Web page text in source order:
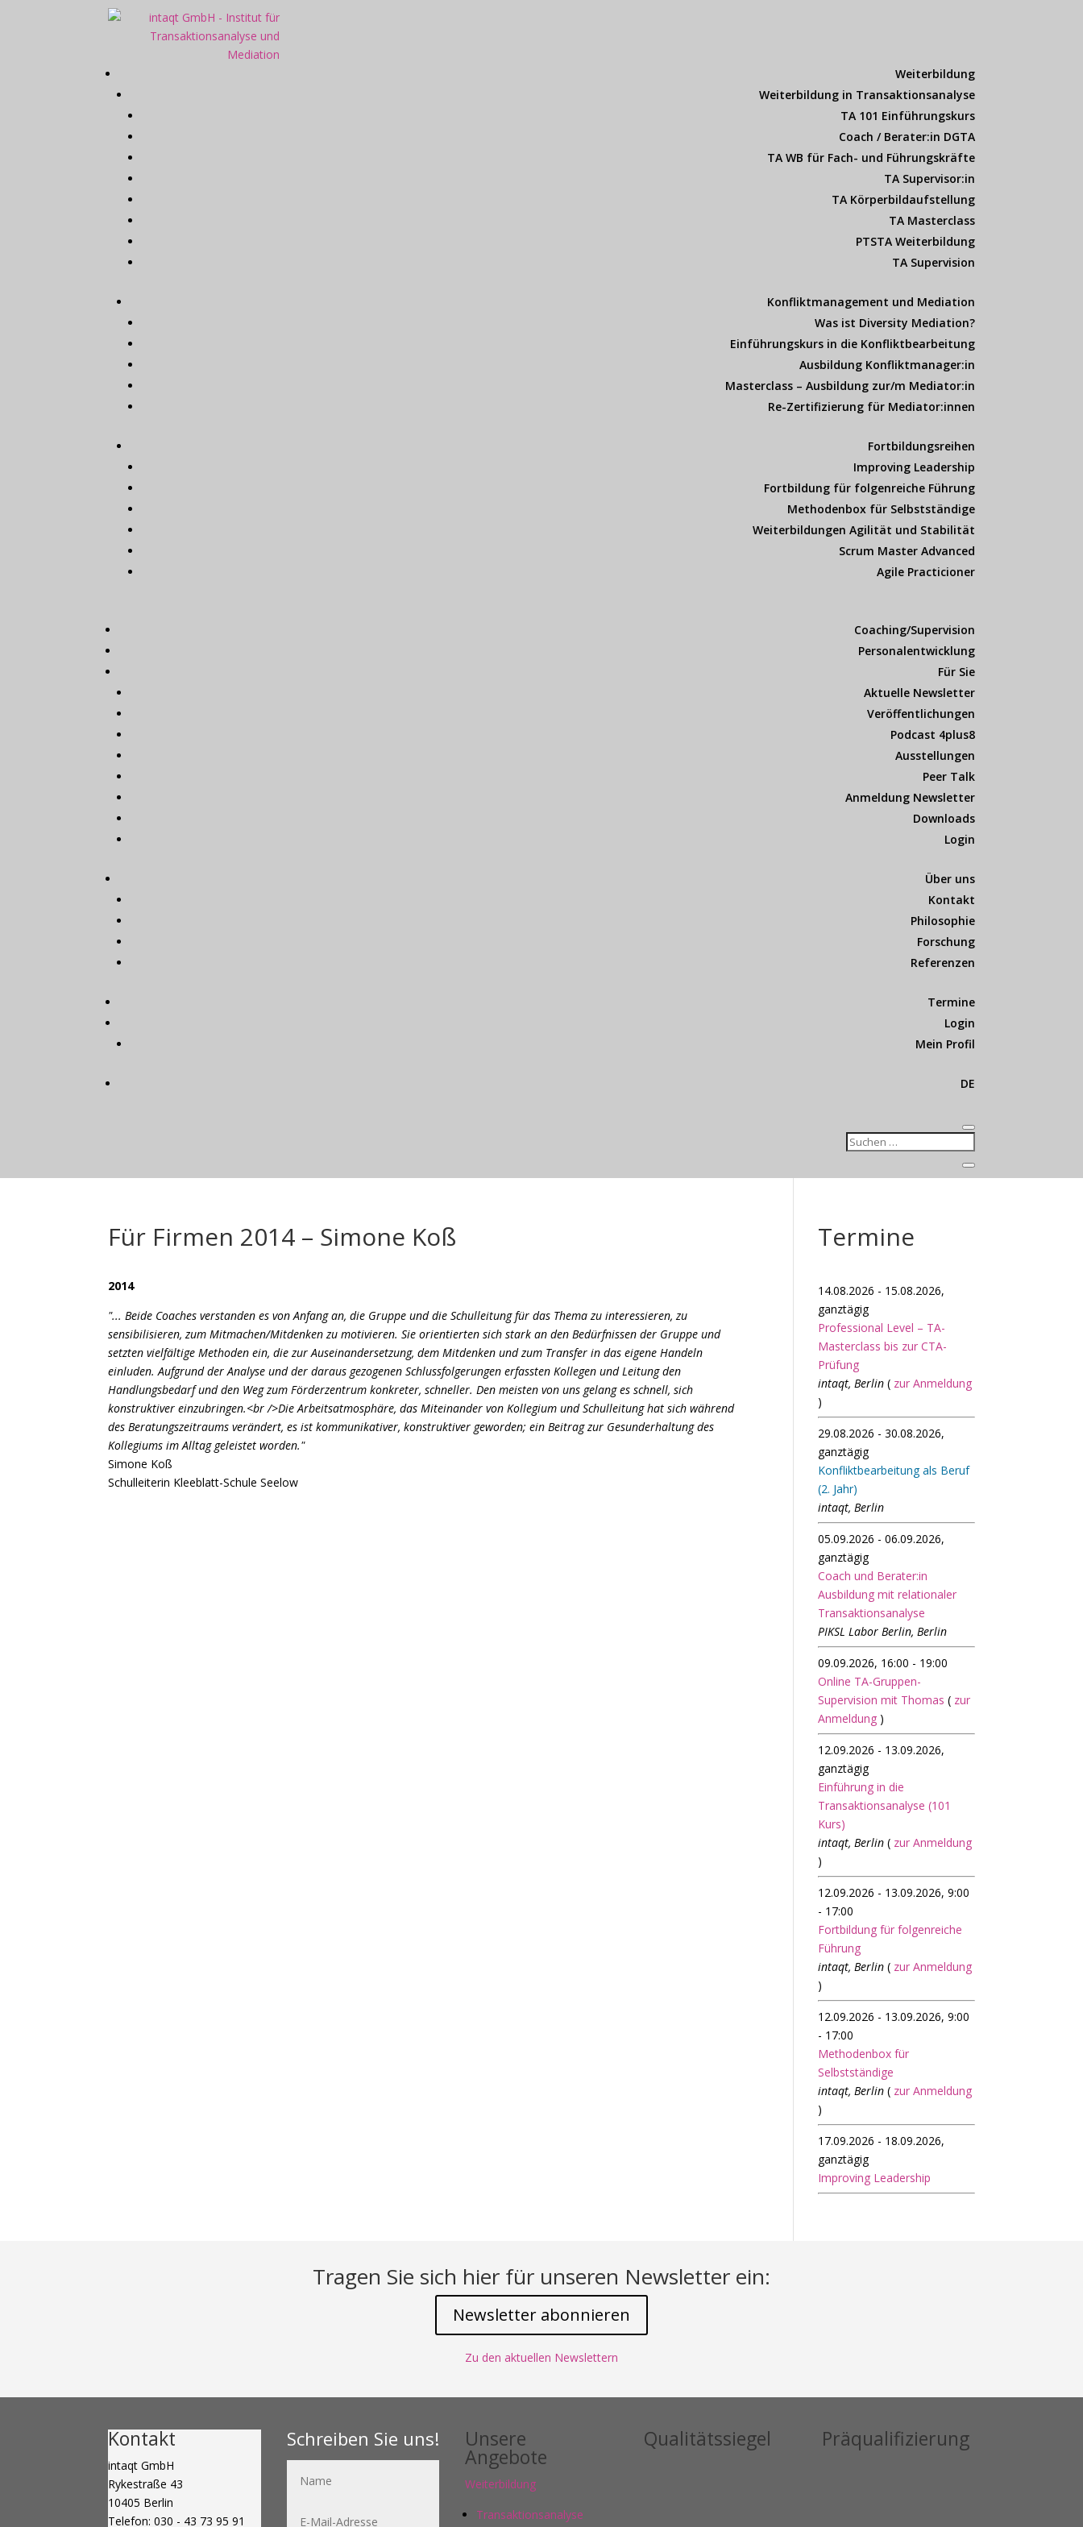
Weiterbildung
Weiterbildung in Transaktionsanalyse
TA 101 Einführungskurs
Coach / Berater:in DGTA
TA WB für Fach- und Führungskräfte
TA Supervisor:in
TA Körperbildaufstellung
TA Masterclass
PTSTA Weiterbildung
TA Supervision
Konfliktmanagement und Mediation
Was ist Diversity Mediation?
Einführungskurs in die Konfliktbearbeitung
Ausbildung Konfliktmanager:in
Masterclass – Ausbildung zur/m Mediator:in
Re-Zertifizierung für Mediator:innen
Fortbildungsreihen
Improving Leadership
Fortbildung für folgenreiche Führung
Methodenbox für Selbstständige
Weiterbildungen Agilität und Stabilität
Scrum Master Advanced
Agile Practicioner
Coaching/Supervision
Personalentwicklung
Für Sie
Aktuelle Newsletter
Veröffentlichungen
Podcast 4plus8
Ausstellungen
Peer Talk
Anmeldung Newsletter
Downloads
Login
Über uns
Kontakt
Philosophie
Forschung
Referenzen
Termine
Login
Mein Profil
DE
Für Firmen 2014 – Simone Koß
2014
"... Beide Coaches verstanden es von Anfang an, die Gruppe und die Schulleitung für das Thema zu interessieren, zu
sensibilisieren, zum Mitmachen/Mitdenken zu motivieren. Sie orientierten sich stark an den Bedürfnissen der Gruppe und
setzten vielfältige Methoden ein, die zur Auseinandersetzung, dem Mitdenken und zum Transfer in das eigene Handeln
einluden. Aufgrund der Analyse und der daraus gezogenen Schlussfolgerungen erfassten Kollegen und Leitung den
Handlungsbedarf und den Weg zum Förderzentrum konkreter, schneller. Den meisten von uns gelang es schnell, sich
konstruktiver einzubringen.<br />Die Arbeitsatmosphäre, das Miteinander von Kollegium und Schulleitung hat sich während
des Beratungszeitraums verändert, es ist kommunikativer, konstruktiver geworden; ein Beitrag zur Gesunderhaltung des
Kollegiums im Alltag geleistet worden."
Simone Koß
Schulleiterin Kleeblatt-Schule Seelow
Termine
14.08.2026 - 15.08.2026,
ganztägig
Professional Level – TA-
Masterclass bis zur CTA-
Prüfung
intaqt, Berlin( zur Anmeldung
)
29.08.2026 - 30.08.2026,
ganztägig
Konfliktbearbeitung als Beruf
(2. Jahr)
intaqt, Berlin
05.09.2026 - 06.09.2026,
ganztägig
Coach und Berater:in
Ausbildung mit relationaler
Transaktionsanalyse
PIKSL Labor Berlin, Berlin
09.09.2026, 16:00 - 19:00
Online TA-Gruppen-
Supervision mit Thomas( zur
Anmeldung )
12.09.2026 - 13.09.2026,
ganztägig
Einführung in die
Transaktionsanalyse (101
Kurs)
intaqt, Berlin( zur Anmeldung
)
12.09.2026 - 13.09.2026, 9:00
- 17:00
Fortbildung für folgenreiche
Führung
intaqt, Berlin( zur Anmeldung
)
12.09.2026 - 13.09.2026, 9:00
- 17:00
Methodenbox für
Selbstständige
intaqt, Berlin( zur Anmeldung
)
17.09.2026 - 18.09.2026,
ganztägig
Improving Leadership
Tragen Sie sich hier für unseren Newsletter ein:
Newsletter abonnieren
Zu den aktuellen Newslettern
Kontakt
intaqt GmbH
Rykestraße 43
10405 Berlin
Telefon: 030 - 43 73 95 91
Schreiben Sie uns! Unsere
Angebote
Weiterbildung
Transaktionsanalyse
Qualitätssiegel Präqualifizierung